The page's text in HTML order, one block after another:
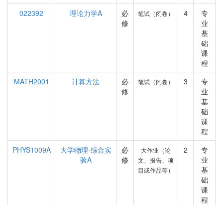
022392
理论力学A
必
修
笔试（闭卷） 4
专
业
基
础
课
程
MATH2001
计算方法
必
修
笔试（闭卷） 3
专
业
基
础
课
程
PHYS1009A
大学物理-综合实
验A
必
修
大作业（论
文、报告、项
目或作品等）
2
专
业
基
础
课
程